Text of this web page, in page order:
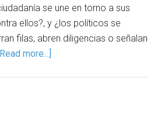
se une en torno a sus
ellos?, y ¿los políticos se
filas, abren diligencias o señalan
more...]